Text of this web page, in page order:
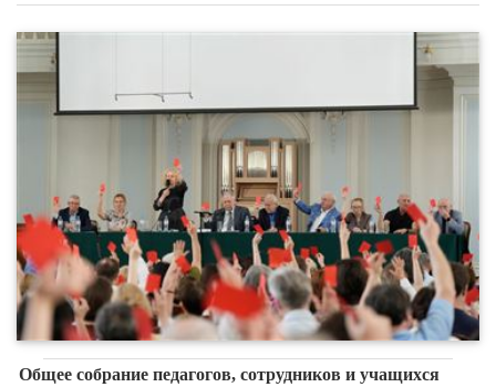
Общее собрание педагогов, сотрудников и учащихся